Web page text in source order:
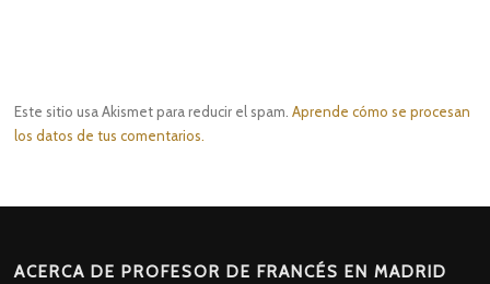
Este sitio usa Akismet para reducir el spam.Aprende cómo se procesan
los datos de tus comentarios.
ACERCA DE PROFESOR DE FRANCÉS EN MADRID